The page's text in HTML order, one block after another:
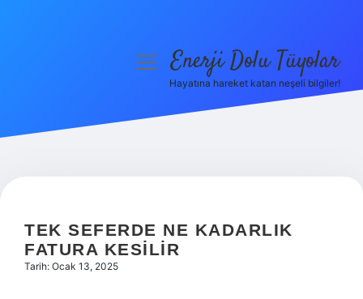
Hakkımızda
menüyüEnerji Dolu Tüyolar
Hayatına hareket katan neşeli bilgiler!
TEK SEFERDE NE KADARLIK
FATURA KESILIR
Tarih: Ocak 13, 2025